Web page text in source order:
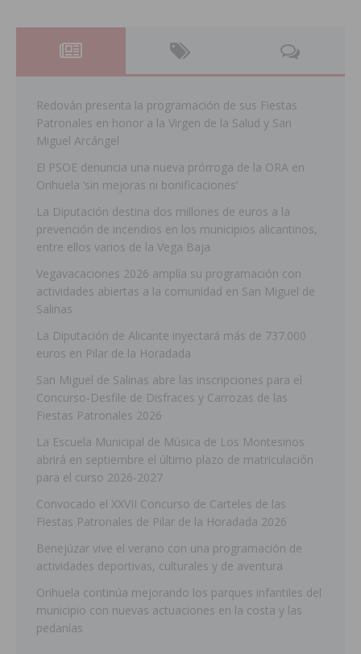
Redován presenta la programación de sus Fiestas
Patronales en honor a la Virgen de la Salud y San
Miguel Arcángel
El PSOE denuncia una nueva prórroga de la ORA en
Orihuela ‘sin mejoras ni bonificaciones’
La Diputación destina dos millones de euros a la
prevención de incendios en los municipios alicantinos,
entre ellos varios de la Vega Baja
Vegavacaciones 2026 amplía su programación con
actividades abiertas a la comunidad en San Miguel de
Salinas
La Diputación de Alicante inyectará más de 737.000
euros en Pilar de la Horadada
San Miguel de Salinas abre las inscripciones para el
Concurso-Desfile de Disfraces y Carrozas de las
Fiestas Patronales 2026
La Escuela Municipal de Música de Los Montesinos
abrirá en septiembre el último plazo de matriculación
para el curso 2026-2027
Convocado el XXVII Concurso de Carteles de las
Fiestas Patronales de Pilar de la Horadada 2026
Benejúzar vive el verano con una programación de
actividades deportivas, culturales y de aventura
Orihuela continúa mejorando los parques infantiles del
municipio con nuevas actuaciones en la costa y las
pedanías